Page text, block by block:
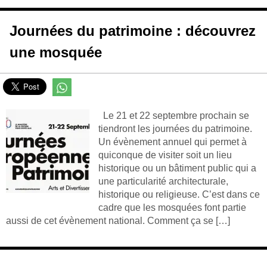
Journées du patrimoine : découvrez
une mosquée
Le 21 et 22 septembre prochain se
tiendront les journées du patrimoine.
Un évènement annuel qui permet à
quiconque de visiter soit un lieu
historique ou un bâtiment public qui a
une particularité architecturale,
historique ou religieuse. C’est dans ce
cadre que les mosquées font partie
aussi de cet évènement national. Comment ça se […]